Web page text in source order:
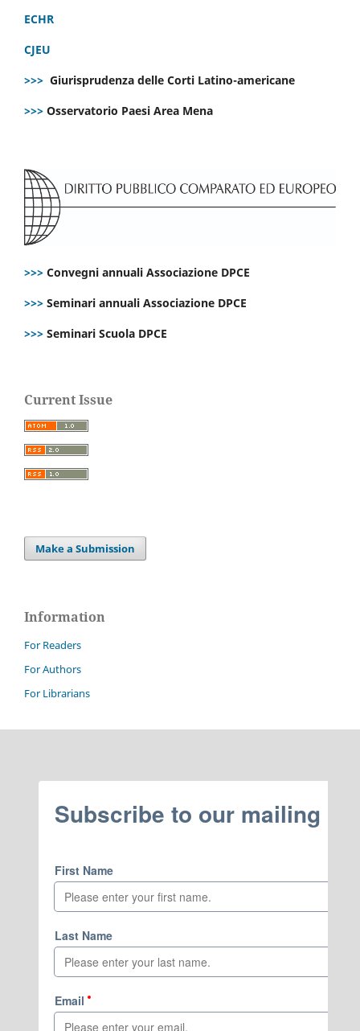
ECHR
CJEU
>>> Giurisprudenza delle Corti Latino-americane
>>> Osservatorio Paesi Area Mena
>>> Convegni annuali Associazione DPCE
>>> Seminari annuali Associazione DPCE
>>> Seminari Scuola DPCE
Current Issue
Make a Submission
Information
For Readers
For Authors
For Librarians